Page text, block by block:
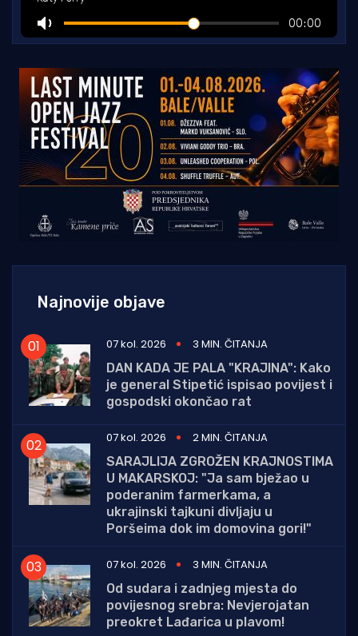
Najnovije objave
07 kol. 2026
3 MIN. ČITANJA
DAN KADA JE PALA "KRAJINA": Kako
je general Stipetić ispisao povijest i
gospodski okončao rat
07 kol. 2026
2 MIN. ČITANJA
SARAJLIJA ZGROŽEN KRAJNOSTIMA
U MAKARSKOJ: "Ja sam bježao u
poderanim farmerkama, a
ukrajinski tajkuni divljaju u
Poršeima dok im domovina gori!"
07 kol. 2026
3 MIN. ČITANJA
Od sudara i zadnjeg mjesta do
povijesnog srebra: Nevjerojatan
preokret Lađarica u plavom!